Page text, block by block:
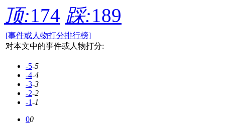
顶:174 踩:189
[事件或人物打分排行榜]
对本文中的事件或人物打分:
-5-5
-4-4
-3-3
-2-2
-1-1
00